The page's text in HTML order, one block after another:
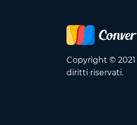
Copyright ©
diritti riservati.